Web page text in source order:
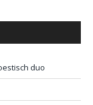
duo